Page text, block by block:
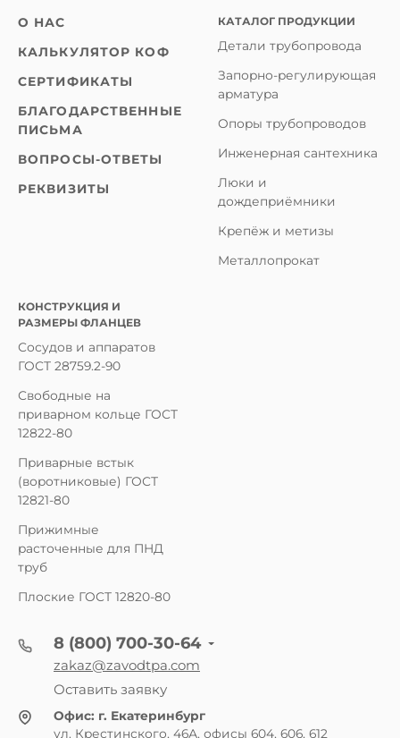
О НАС
КАЛЬКУЛЯТОР КОФ
СЕРТИФИКАТЫ
БЛАГОДАРСТВЕННЫЕ
ПИСЬМА
ВОПРОСЫ-ОТВЕТЫ
РЕКВИЗИТЫ
КАТАЛОГ ПРОДУКЦИИ
Детали трубопровода
Запорно-регулирующая
арматура
Опоры трубопроводов
Инженерная сантехника
Люки и
дождеприёмники
Крепёж и метизы
Металлопрокат
КОНСТРУКЦИЯ И
РАЗМЕРЫ ФЛАНЦЕВ
Сосудов и аппаратов
ГОСТ 28759.2-90
Свободные на
приварном кольце ГОСТ
12822-80
Приварные встык
(воротниковые) ГОСТ
12821-80
Прижимные
расточенные для ПНД
труб
Плоские ГОСТ 12820-80
8 (800) 700-30-64
zakaz@zavodtpa.com
Оставить заявку
Офис: г. Екатеринбург
ул. Крестинского, 46А, офисы 604, 606, 612